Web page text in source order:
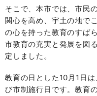
そこで、本市では、市民
関心を高め、宇土の地で
の心を持った教育のすば
市教育の充実と発展を図
定しました。
教育の日とした10月1日
び市制施行日です。教育